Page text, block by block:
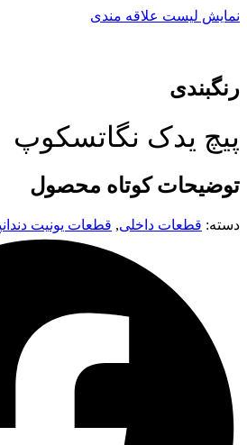
نمایش لیست علاقه مندی
رنگبندی
پیچ یدک نگاتسکوپ
توضیحات کوتاه محصول
دسته: قطعات داخلی, قطعات یونیت